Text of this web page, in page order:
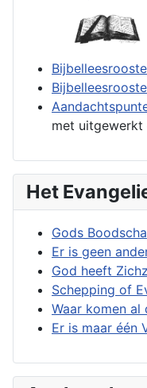
met uitgewerkt
Het
Gods
Er is geen
God heeft
Schepping of
Waar komen al
Er is maar één